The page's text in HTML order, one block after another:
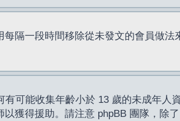
隔一段時間移除從未發文的會員做
可能收集年齡小於 13 歲的未成年人
獲得援助。請注意 phpBB 團隊，除